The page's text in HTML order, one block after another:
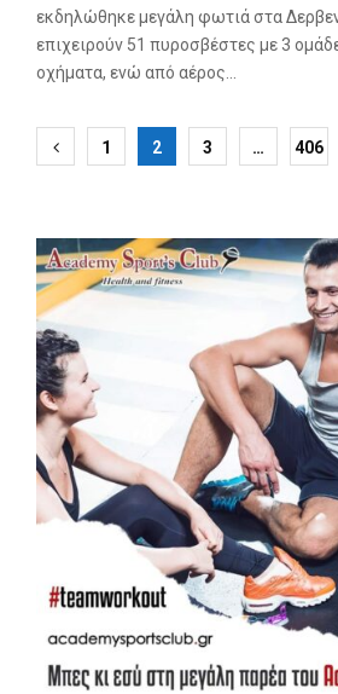
εκδηλώθηκε μεγάλη φωτιά στα
επιχειρούν 51 πυροσβέστες με 3
οχήματα, ενώ από αέρος...
Σελιδοποίηση
1 2 3 … 406